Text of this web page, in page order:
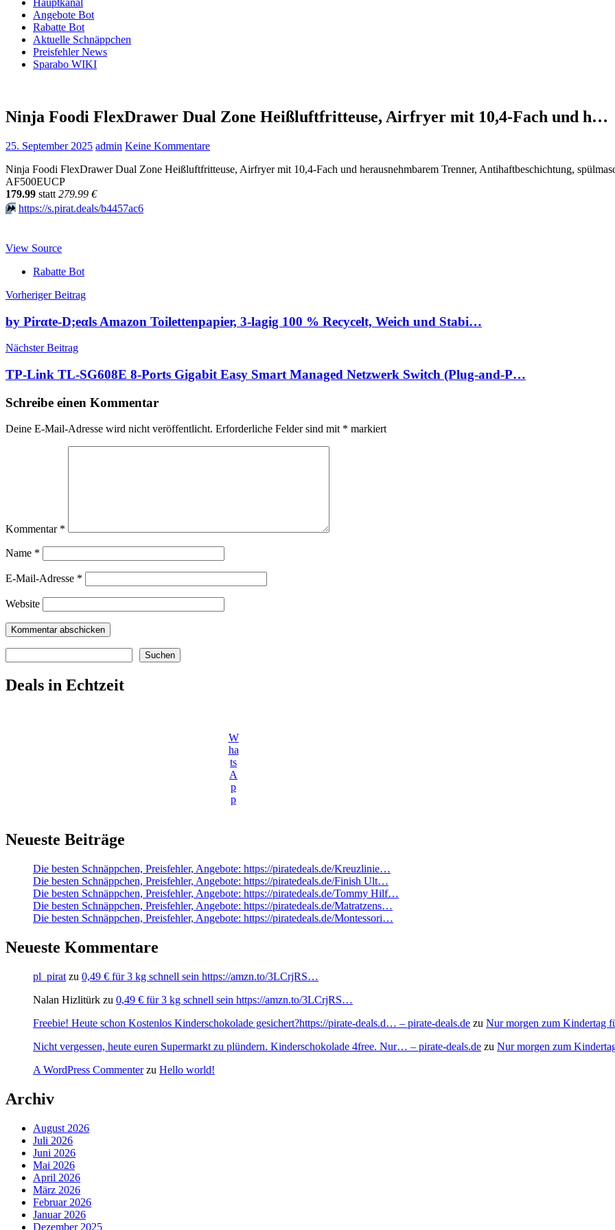
Hauptkanal
Angebote Bot
Rabatte Bot
Aktuelle Schnäppchen
Preisfehler News
Sparabo WIKI
Ninja Foodi FlexDrawer Dual Zone Heißluftfritteuse, Airfryer mit 10,4-Fach und h…
25. September 2025 admin Keine Kommentare
Ninja Foodi FlexDrawer Dual Zone Heißluftfritteuse, Airfryer mit 10,4-Fach und herausnehmbarem Trenner, Antihaftbeschichtung,
AF500EUCP
179.99 statt 279.99 €
⏩️ https://s.pirat.deals/b4457ac6
View Source
Rabatte Bot
Beitragsnavigation
Vorheriger Beitrag
by Pirαtе-D;еαls Amazon Toilettenpapier, 3-lagig 100 % Recycelt, Weich und Stabi…
Nächster Beitrag
TP-Link TL-SG608E 8-Ports Gigabit Easy Smart Managed Netzwerk Switch (Plug-and-P…
Schreibe einen Kommentar
Deine E-Mail-Adresse wird nicht veröffentlicht. Erforderliche Felder sind mit * markiert
Kommentar *
Name *
E-Mail-Adresse *
Website
Suchen
Deals in Echtzeit
W
ha
ts
A
p
p
Neueste Beiträge
Die besten Schnäppchen, Preisfehler, Angebote: https://piratedeals.de/Kreuzlinie…
Die besten Schnäppchen, Preisfehler, Angebote: https://piratedeals.de/Finish Ult…
Die besten Schnäppchen, Preisfehler, Angebote: https://piratedeals.de/Tommy Hilf…
Die besten Schnäppchen, Preisfehler, Angebote: https://piratedeals.de/Matratzens…
Die besten Schnäppchen, Preisfehler, Angebote: https://piratedeals.de/Montessori…
Neueste Kommentare
pl_pirat zu 0,49 € für 3 kg schnell sein https://amzn.to/3LCrjRS…
Nalan Hizlitürk zu 0,49 € für 3 kg schnell sein https://amzn.to/3LCrjRS…
Freebie! Heute schon Kostenlos Kinderschokolade gesichert?https://pirate-deals.d… – pirate-deals.de zu Nur morgen zum Kindertag
Nicht vergessen, heute euren Supermarkt zu plündern. Kinderschokolade 4free. Nur… – pirate-deals.de zu Nur morgen zum
A WordPress Commenterzu Hello world!
Archiv
August 2026
Juli 2026
Juni 2026
Mai 2026
April 2026
März 2026
Februar 2026
Januar 2026
Dezember 2025